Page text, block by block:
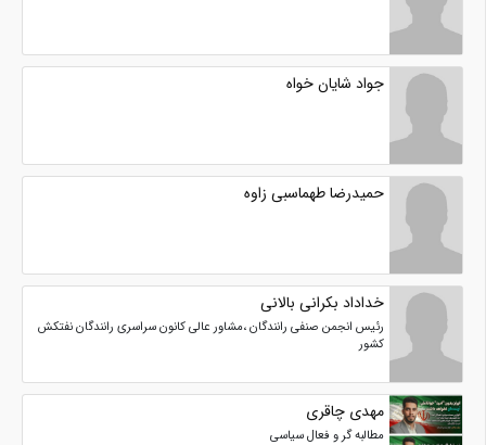
جواد شایان خواه
حمیدرضا طهماسبی زاوه
خداداد بکرانی بالانی
رئیس انجمن صنفی رانندگان ،مشاور عالی کانون سراسری رانندگان نفتکش
کشور
مهدی چاقری
مطالبه گر و فعال سیاسی